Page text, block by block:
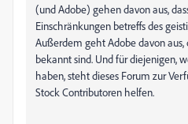
(und Adobe) gehen davon aus,
Einschränkungen betreffs des
Außerdem geht Adobe davon
bekannt sind. Und für diejenigen,
haben, steht dieses Forum zur
Stock Contributoren helfen.